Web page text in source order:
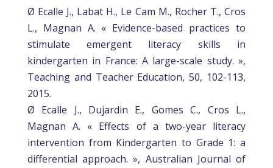
Ø Ecalle J., Labat H., Le Cam M., Rocher T., Cros
L., Magnan A. « Evidence-based practices to
stimulate emergent literacy skills in
kindergarten in France: A large-scale study. »,
Teaching and Teacher Education, 50, 102-113,
2015.
Ø Ecalle J., Dujardin E., Gomes C., Cros L.,
Magnan A. « Effects of a two-year literacy
intervention from Kindergarten to Grade 1: a
differential approach. », Australian Journal of